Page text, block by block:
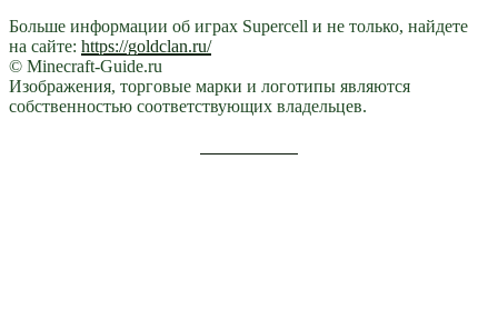
Больше информации об играх Supercell и не только, найдете
на сайте: https://goldclan.ru/
© Minecraft-Guide.ru
Изображения, торговые марки и логотипы являются
собственностью соответствующих владельцев.